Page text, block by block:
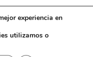
experiencia en
utilizamos o